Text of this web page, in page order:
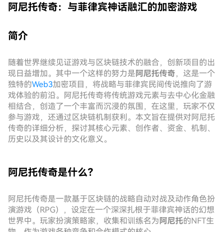
阿尼托传奇：与菲律宾神话融汇的加密游戏
简介
随着世界继续见证游戏与区块链技术的融合，创新项目的出
现日益增加。其中一个这样的努力是 阿尼托传奇，这是一个
独特的Web3加密项目，将战略与菲律宾民间传说推向了游
戏体验的前沿。阿尼托传奇将传统游戏元素与去中心化金融
相结合，创造了一个丰富而沉浸的氛围，在这里，玩家不仅
参与游戏，还通过区块链机制获利。本文旨在提供对阿尼托
传奇的详细分析，探讨其核心元素、创作者、资金、机制、
历史以及其设计的文化意义。
阿尼托传奇是什么？
阿尼托传奇是一款基于区块链的战略自动对战及动作角色扮
演游戏（RPG），设定在一个深深扎根于菲律宾神话的幻想
世界中。玩家扮演策略家，收集和训练名为 阿尼托的NFT生